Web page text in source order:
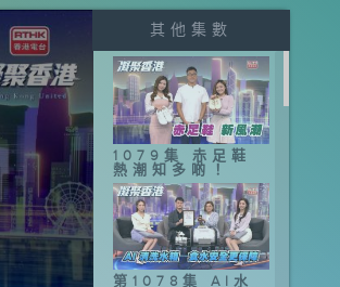
其他集數
1079集 赤足鞋
熱潮知多啲！
第1078集 AI水